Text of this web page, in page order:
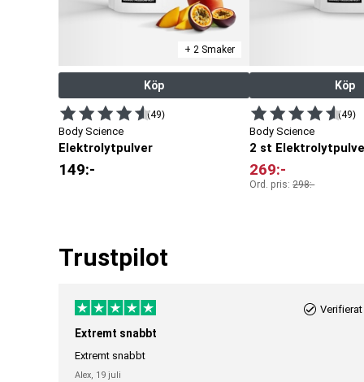
+ 2 Smaker
Köp
(49)
Body Science
Elektrolytpulver
149:-
Köp
(49)
Body Science
2 st
269:-
Ord. pris:298:-
Trustpilot
Verifierat
Extremt snabbt
Extremt snabbt
Alex, 19 juli